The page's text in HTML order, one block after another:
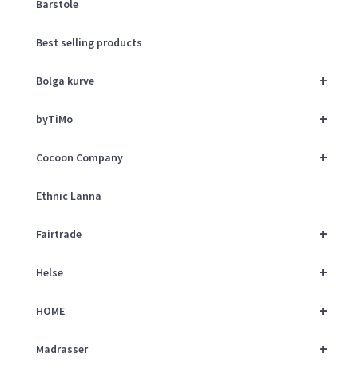
Barstole
Best selling products
+
Bolga kurve
+
byTiMo
+
Cocoon Company
Ethnic Lanna
+
Fairtrade
+
Helse
+
HOME
+
Madrasser